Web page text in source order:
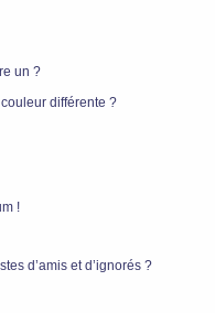
un ?
différente ?
!
d’amis et d’ignorés ?